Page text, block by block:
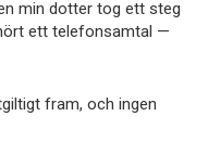
min dotter tog ett steg
ett telefonsamtal —
fram, och ingen